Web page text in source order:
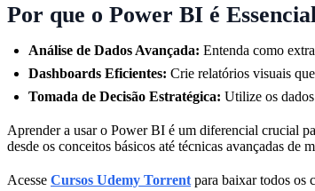
Por que o Power BI é
Análise de Dados Avançada: Entenda como
Dashboards Eficientes: Crie relatórios visuais
Tomada de Decisão Estratégica: Utilize os
Aprender a usar o Power BI é um diferencial crucial
desde os conceitos básicos até técnicas avançadas de
Acesse Cursos Udemy Torrent para baixar todos os